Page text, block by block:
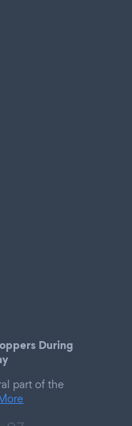
During
part of the